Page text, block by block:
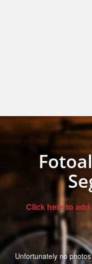
Click here to
Unfortunately no